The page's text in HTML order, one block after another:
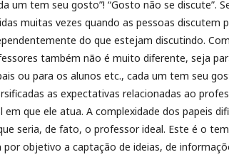
um tem seu gosto”! “Gosto não se discute”.
muitas vezes quando as pessoas discutem
do que estejam discutindo.
também não é muito diferente, seja
ou para os alunos etc., cada um tem seu
as expectativas relacionadas ao
em que ele atua. A complexidade dos papeis
seria, de fato, o professor ideal. Este é o
por objetivo a captação de ideias, de